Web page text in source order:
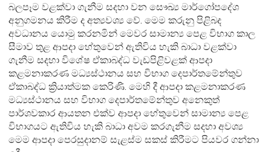
බලපෑම වළක්වා ගැනීම සදහා වන සෞඛ්‍ය මාර්ගෝපදේශ
අනුගමනය කිරීම ද අත්‍යවශ්‍ය වේ.මෙම කරුනු පිළිබද
අවධානය යොමු කරනමින් මෙවර සාමාන්‍ය පෙළ විභාග කාල
සීමාව තුළ ආපදා හේතුවෙන් ඇතිවිය හැකි බාධා වළක්වා
ගැනීම සදහා විශේෂ ඒකාබද්ධ වැඩපිළිවළක් ආපදා
කළමනාකරණ මධ්‍යස්ථානය සහ විභාග දෙපාර්තමේන්තුව
ඒකාබද්ධ ක්‍රියාත්මක කෙරිණි. මෙහි දී ආපදා කළමනාකරණ
මධ්‍යස්ථානය සහ විභාග දෙපාර්තමේන්තුව අනෙකුත්
පාර්ශවකාර ආයතන එක්ව ආපදා හේතුවෙන් සාමාන්‍ය පෙළ
විභාගයට ඇතිවිය හැකි බාධා අවම කරගැනීම සදහා අවශ්‍ය
මෙම ආපදා පෙරසුදානම් සැළස්ම සකස් කිරීමට පියවර ගන්නා